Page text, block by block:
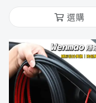
選購